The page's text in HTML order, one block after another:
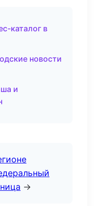
каталог в
новости
и
→